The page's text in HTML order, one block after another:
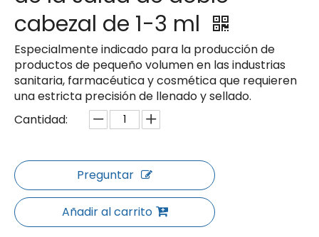
cabezal de 1-3 ml
Especialmente indicado para la producción de
productos de pequeño volumen en las industrias
sanitaria, farmacéutica y cosmética que requieren
una estricta precisión de llenado y sellado.
Cantidad:
Preguntar
Añadir al carrito